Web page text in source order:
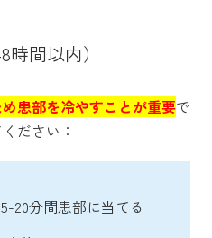
間以内）
患部を冷やすことが重要で
ださい：
20分間患部に当てる